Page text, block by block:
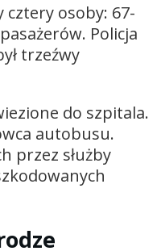
osoby: 67-
Policja
trzeźwy
do szpitala.
autobusu.
przez służby